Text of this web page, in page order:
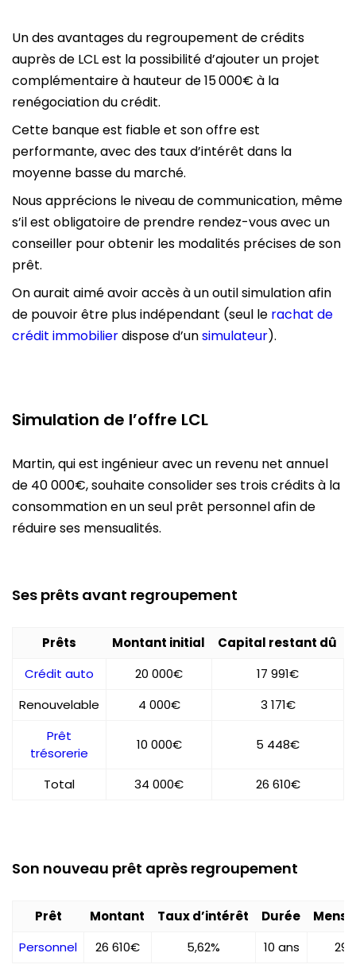
Un des avantages du regroupement de crédits
auprès de LCL est la possibilité d’ajouter un projet
complémentaire à hauteur de 15 000€ à la
renégociation du crédit.
Cette banque est fiable et son offre est
performante, avec des taux d’intérêt dans la
moyenne basse du marché.
Nous apprécions le niveau de communication, même
s’il est obligatoire de prendre rendez-vous avec un
conseiller pour obtenir les modalités précises de son
prêt.
On aurait aimé avoir accès à un outil simulation afin
de pouvoir être plus indépendant (seul le rachat de
crédit immobilierdispose d’unsimulateur).
Simulation de l’offre LCL
Martin, qui est ingénieur avec un revenu net annuel
de 40 000€, souhaite consolider ses trois crédits à la
consommation en un seul prêt personnel afin de
réduire ses mensualités.
Ses prêts avant regroupement
Prêts Montant initial Capital restant dû
Crédit auto
20 000€
17 991€
Renouvelable
4 000€
3 171€
Prêt
trésorerie
10 000€ 5 448€
Total 34 000€ 26 610€
Son nouveau prêt après regroupement
Prêt Montant Taux d’intérêt Durée
Personnel
26 610€ 5,62% 10 ans